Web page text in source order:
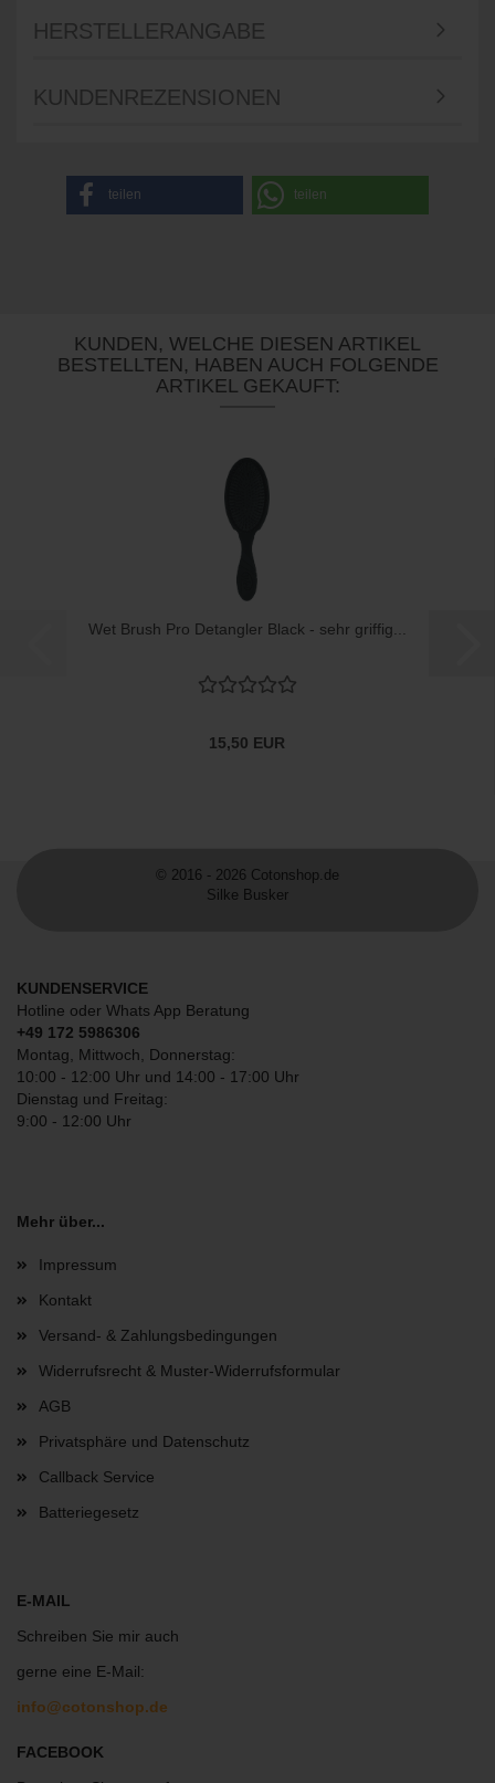
HERSTELLERANGABE
KUNDENREZENSIONEN
teilen teilen
KUNDEN, WELCHE DIESEN ARTIKEL
BESTELLTEN, HABEN AUCH FOLGENDE
ARTIKEL GEKAUFT:
Wet Brush Pro Detangler Black - sehr griffig...
15,50 EUR
© 2016 - 2026 Cotonshop.de
Silke Busker
KUNDENSERVICE
Hotline oder Whats App Beratung
+49 172 5986306
Montag, Mittwoch, Donnerstag:
10:00 - 12:00 Uhr und 14:00 - 17:00 Uhr
Dienstag und Freitag:
9:00 - 12:00 Uhr
Mehr über...
Impressum
Kontakt
Versand- & Zahlungsbedingungen
Widerrufsrecht & Muster-Widerrufsformular
AGB
Privatsphäre und Datenschutz
Callback Service
Batteriegesetz
E-MAIL
Schreiben Sie mir auch
gerne eine E-Mail:
info@cotonshop.de
FACEBOOK